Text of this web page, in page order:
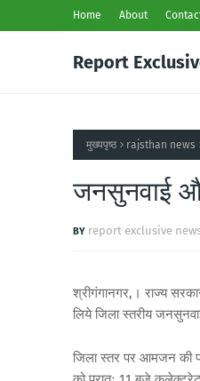
Home About
Report
मुख्यपृष्ठ rajsthan news
जनसुनवाई
report exclusive
श्रीगंगानगर,। राज्य
लिये जिला स्तरीय
जिला स्तर पर आमजन की